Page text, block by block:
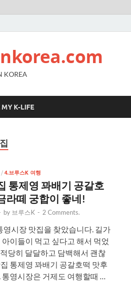
KOREA
MY K-LIFE
/ 4.브루스K 여행
통제영 꽈배기 공갈호
라떼 궁합이 좋네!
by 브루스K - 2 Comments.
시장 맛집을 찾았습니다. 길가
이들이 먹고 싶다고 해서 먹었
당히 달달하고 담백해서 괜찮
통제영 꽈배기 공갈호떡 맛후
영시장은 거제도 여행할때 …